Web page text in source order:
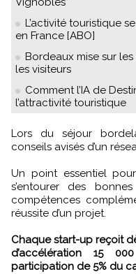
L’activité touristique
en France [ABO]
Bordeaux mise sur
les visiteurs
Comment l’IA de
l’attractivité touristique
Lors du séjour bordelais, les start-ups jouissent des
conseils avisés d’un
Un point essentiel
s’entourer des
compétences
réussite d’un projet.
Chaque start-up reçoit
d’accélération 15
participation de 5% du